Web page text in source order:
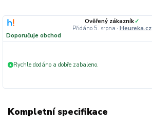
Ověřený zákazník✓
Přidáno 5. srpna · Heureka.cz
Doporučuje obchod
+ Rychle dodáno a dobře zabaleno.
Kompletní specifikace